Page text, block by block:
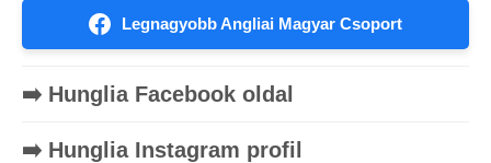
Legnagyobb Angliai Magyar Csoport
➡️ Hunglia Facebook oldal
➡️ Hunglia Instagram profil